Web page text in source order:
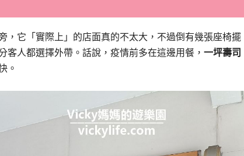
，它「實際上」的店面真的不太大，不過倒有幾張座椅擺
人都選擇外帶。話說，疫情前多在這邊用餐， 一坪壽司
。